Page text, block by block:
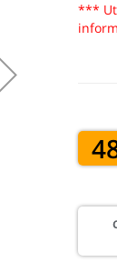
***